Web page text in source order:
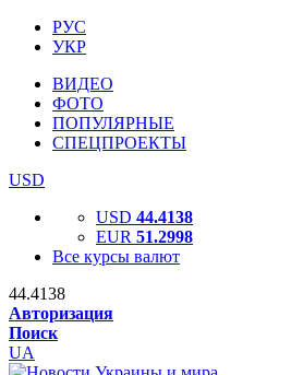
РУС
УКР
ВИДЕО
ФОТО
ПОПУЛЯРНЫЕ
СПЕЦПРОЕКТЫ
USD
USD 44.4138
EUR 51.2998
Все курсы валют
44.4138
Авторизация
Поиск
UA